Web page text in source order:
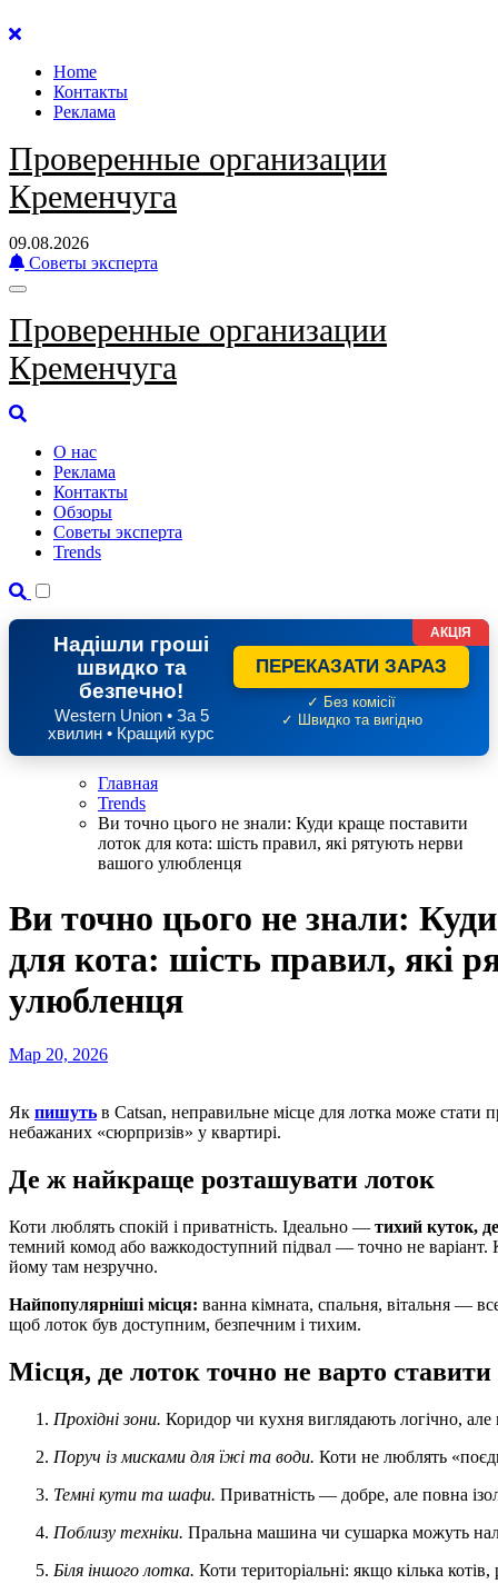
Перейти
содержанию
Home
Контакты
Реклама
Проверенные организации
Кременчуга
09.08.2026
Советы эксперта
Проверенные организации
Кременчуга
О нас
Реклама
Контакты
Обзоры
Советы эксперта
Trends
Надішли гроші
швидко та
безпечно!
Western Union • За 5
хвилин • Кращий курс
ПЕРЕКАЗАТИ ЗАРАЗ
✓ Без комісії
✓ Швидко та вигідно
АКЦІЯ
Главная
Trends
Ви точно цього не знали: Куди краще поставити
лоток для кота: шість правил, які рятують нерви
вашого улюбленця
Ви точно цього не знали:
для кота: шість правил, які
улюбленця
Мар 20, 2026
Як пишуть в Catsan, неправильне місце для лотка може стати
небажаних «сюрпризів» у квартирі.
Де ж найкраще розташувати лоток
Коти люблять спокій і приватність. Ідеально — тихий куток,
темний комод або важкодоступний підвал — точно не варіант.
йому там незручно.
Найпопулярніші місця: ванна кімната, спальня, вітальня —
щоб лоток був доступним, безпечним і тихим.
Місця, де лоток точно не варто ставити
Прохідні зони. Коридор чи кухня виглядають логічно,
Поруч із мисками для їжі та води. Коти не люблять
Темні кути та шафи. Приватність — добре, але повна
Поблизу техніки. Пральна машина чи сушарка можуть
Біля іншого лотка. Коти територіальні: якщо кілька